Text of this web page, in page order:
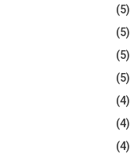
(5)
(5)
(5)
(5)
(4)
(4)
(4)